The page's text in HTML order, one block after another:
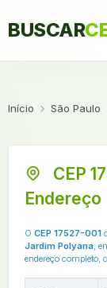
BUSCAR
Início São Paulo
CEP
Endereço
O CEP 17527-001
Jardim Polyana,
endereço completo,